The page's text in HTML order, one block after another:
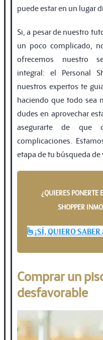
puede estar en un lugar
Si, a pesar de nuestro
un poco complicado,
ofrecemos nuestro
integral: el Personal
nuestros expertos te
haciendo que todo sea
dudes en aprovechar
asegurarte de que
complicaciones.
etapa de tu búsqueda de
¿QUIERES PONERTE
SHOPPER
¡SÍ, QUIERO
Comprar un
desfavorable